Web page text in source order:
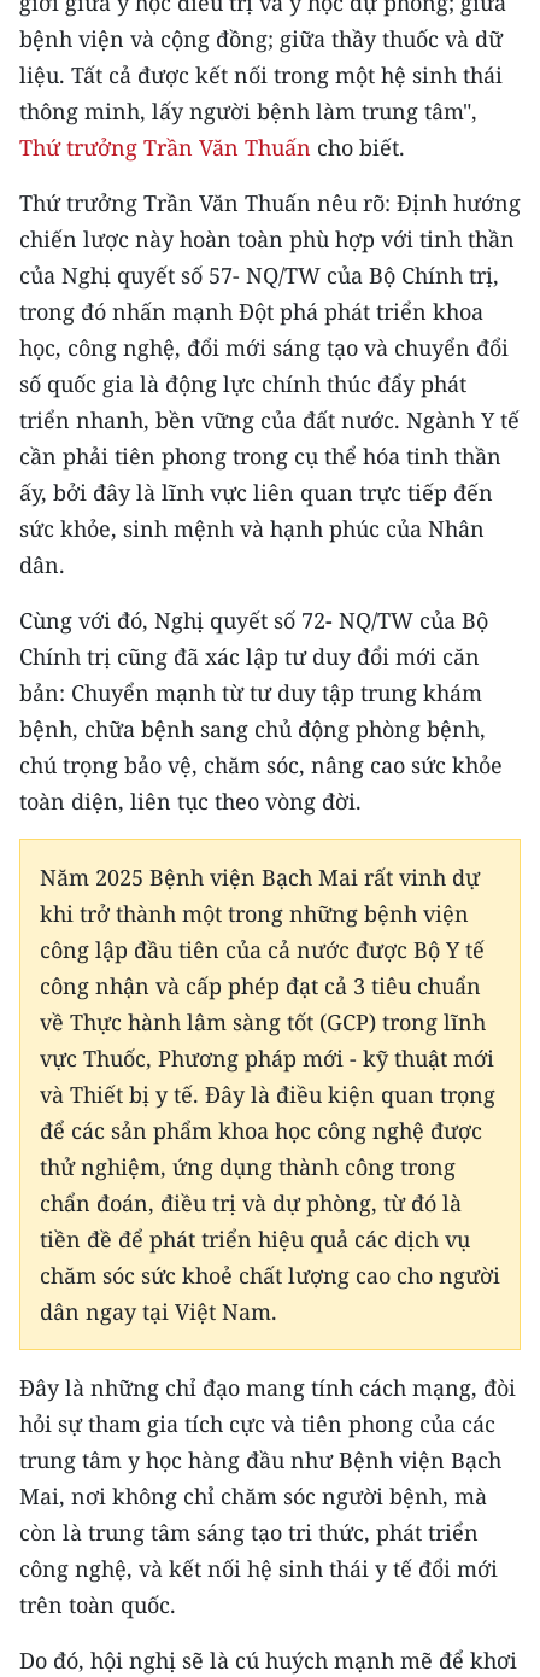
bệnh viện và cộng đồng; giữa thầy thuốc và dữ
liệu. Tất cả được kết nối trong một hệ sinh thái
thông minh, lấy người bệnh làm trung tâm",
Thứ trưởng Trần Văn Thuấn cho biết.
Thứ trưởng Trần Văn Thuấn nêu rõ: Định hướng
chiến lược này hoàn toàn phù hợp với tinh thần
của Nghị quyết số 57- NQ/TW của Bộ Chính trị,
trong đó nhấn mạnh Đột phá phát triển khoa
học, công nghệ, đổi mới sáng tạo và chuyển đổi
số quốc gia là động lực chính thúc đẩy phát
triển nhanh, bền vững của đất nước. Ngành Y tế
cần phải tiên phong trong cụ thể hóa tinh thần
ấy, bởi đây là lĩnh vực liên quan trực tiếp đến
sức khỏe, sinh mệnh và hạnh phúc của Nhân
dân.
Cùng với đó, Nghị quyết số 72- NQ/TW của Bộ
Chính trị cũng đã xác lập tư duy đổi mới căn
bản: Chuyển mạnh từ tư duy tập trung khám
bệnh, chữa bệnh sang chủ động phòng bệnh,
chú trọng bảo vệ, chăm sóc, nâng cao sức khỏe
toàn diện, liên tục theo vòng đời.
Năm 2025 Bệnh viện Bạch Mai rất vinh dự
khi trở thành một trong những bệnh viện
công lập đầu tiên của cả nước được Bộ Y tế
công nhận và cấp phép đạt cả 3 tiêu chuẩn
về Thực hành lâm sàng tốt (GCP) trong lĩnh
vực Thuốc, Phương pháp mới - kỹ thuật mới
và Thiết bị y tế. Đây là điều kiện quan trọng
để các sản phẩm khoa học công nghệ được
thử nghiệm, ứng dụng thành công trong
chẩn đoán, điều trị và dự phòng, từ đó là
tiền đề để phát triển hiệu quả các dịch vụ
chăm sóc sức khoẻ chất lượng cao cho người
dân ngay tại Việt Nam.
Đây là những chỉ đạo mang tính cách mạng, đòi
hỏi sự tham gia tích cực và tiên phong của các
trung tâm y học hàng đầu như Bệnh viện Bạch
Mai, nơi không chỉ chăm sóc người bệnh, mà
còn là trung tâm sáng tạo tri thức, phát triển
công nghệ, và kết nối hệ sinh thái y tế đổi mới
trên toàn quốc.
Do đó, hội nghị sẽ là cú huých mạnh mẽ để khơi